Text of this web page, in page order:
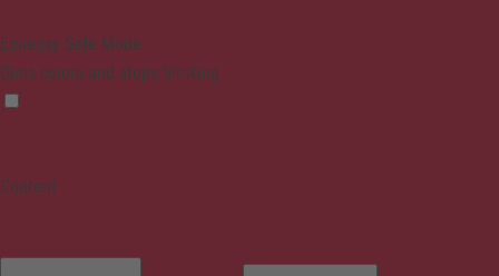
Epilepsy Safe Mode
Dims colors and stops blinking
Content